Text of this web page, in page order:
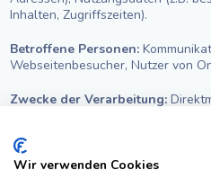
Inhalten, Zugriffszeiten).
Betroffene Personen:
Webseitenbesucher, Nutzer von
Zwecke der Verarbeitung:
Erkennung wiederkehrender
(Messung der Effektivität von
nutzerbezogenen Informationen
Wir verwenden Cookies